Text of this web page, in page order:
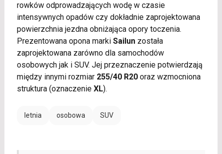
rowków odprowadzających wodę w czasie
intensywnych opadów czy dokładnie zaprojektowana
powierzchnia jezdna obniżająca opory toczenia.
Prezentowana opona marki Sailunzostała
zaprojektowana zarówno dla samochodów
osobowych jak i SUV. Jej przeznaczenie potwierdzają
między innymi rozmiar 255/40 R20oraz wzmocniona
struktura (oznaczenie XL).
letnia osobowa SUV